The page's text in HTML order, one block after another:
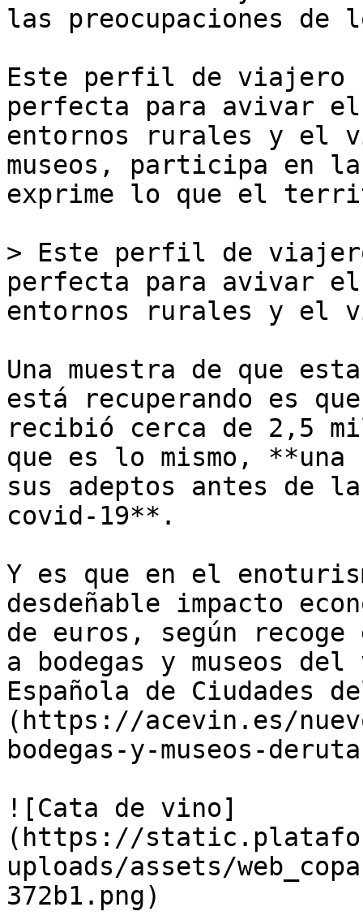
las preocupaciones
Este perfil de viajero
perfecta para avivar
entornos rurales y el
museos, participa en
exprime lo que el
> Este perfil de viajero
perfecta para avivar
entornos rurales y el
Una muestra de que
está recuperando es
recibió cerca de 2,5
que es lo mismo, **una
sus adeptos antes de
covid-19**.
Y es que en el
desdeñable impacto
de euros, según
a bodegas y museos
Española de Ciudades
(https://acevin.es/
bodegas-y-museos-
![Cata de vino]
(https://
uploads/assets/
372b1.png)